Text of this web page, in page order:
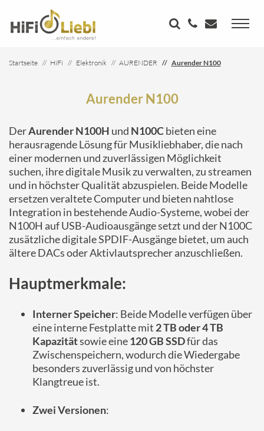
Startseite HiFi Elektronik AURENDER Aurender N100
Aurender N100
DerAurender N100H und N100Cbieten eine
herausragende Lösung für Musikliebhaber, die nach
einer modernen und zuverlässigen Möglichkeit
suchen, ihre digitale Musik zu verwalten, zu streamen
und in höchster Qualität abzuspielen. Beide Modelle
ersetzen veraltete Computer und bieten nahtlose
Integration in bestehende Audio-Systeme, wobei der
N100H auf USB-Audioausgänge setzt und der N100C
zusätzliche digitale SPDIF-Ausgänge bietet, um auch
ältere DACs oder Aktivlautsprecher anzuschließen.
Hauptmerkmale:
Interner Speicher: Beide Modelle verfügen über
eine interne Festplatte mit 2 TB oder 4 TB
Kapazitätsowie eine120 GB SSDfür das
Zwischenspeichern, wodurch die Wiedergabe
besonders zuverlässig und von höchster
Klangtreue ist.
Zwei Versionen: